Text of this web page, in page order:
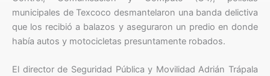
municipales de Texcoco desmantelaron una banda delictiva
que los recibió a balazos y aseguraron un predio en donde
había autos y motocicletas presuntamente robados.
El director de Seguridad Pública y Movilidad Adrián Trápala